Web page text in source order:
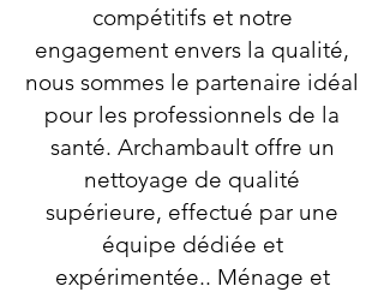
compétitifs et notre
engagement envers la qualité,
nous sommes le partenaire idéal
pour les professionnels de la
santé. Archambault offre un
nettoyage de qualité
supérieure, effectué par une
équipe dédiée et
expérimentée.. Ménage et